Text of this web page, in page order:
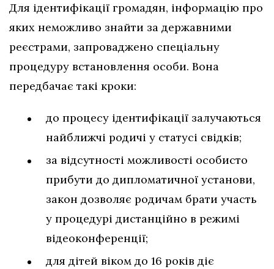
Для ідентифікації громадян, інформацію про
яких неможливо знайти за державними
реєстрами, запроваджено спеціальну
процедуру встановлення особи. Вона
передбачає такі кроки:
до процесу ідентифікації залучаються
найближчі родичі у статусі свідків;
за відсутності можливості особисто
прибути до дипломатичної установи,
закон дозволяє родичам брати участь
у процедурі дистанційно в режимі
відеоконференції;
для дітей віком до 16 років діє